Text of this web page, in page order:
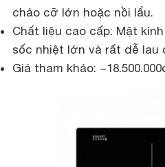
chảo cỡ lớn hoặc nồi lẩu.
Chất liệu cao cấp: Mặt
sốc nhiệt lớn và rất dễ lau
Giá tham khảo: